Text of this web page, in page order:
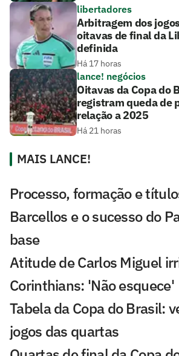
libertadores
Arbitragem dos
oitavas de final da
definida
Há 17 horas
lance! negócios
Oitavas da Copa do
registram queda de
relação a 2025
Há 21 horas
MAIS LANCE!
Processo, formação e
Barcellos e o sucesso do
base
Atitude de Carlos Miguel
Corinthians: 'Não esquece'
Tabela da Copa do Brasil:
jogos das quartas